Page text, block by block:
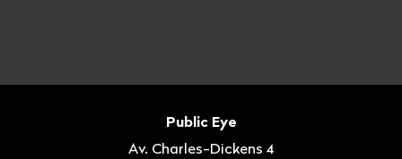
Public Eye
Av. Charles-Dickens 4